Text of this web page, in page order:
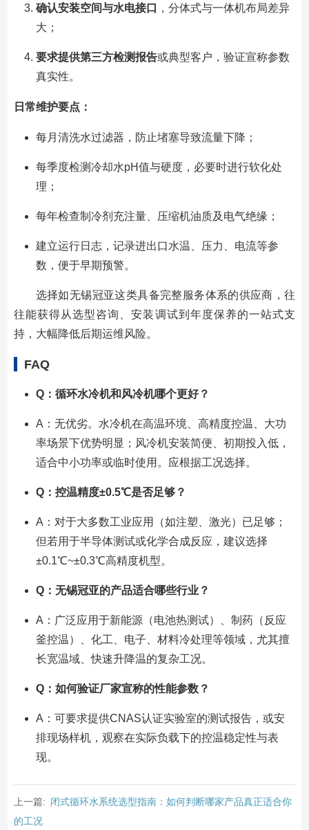
确认安装空间与水电接口
，分体式与一体机布局差异
大；
要求提供第三方检测报告或典型客户，验证宣称参数
真实性。
日常维护要点：
每月清洗水过滤器，防止堵塞导致流量下降；
每季度检测冷却水pH值与硬度，必要时进行软化处
理；
每年检查制冷剂充注量、压缩机油质及电气绝缘；
建立运行日志，记录进出口水温、压力、电流等参
数，便于早期预警。
选择如无锡冠亚这类具备完整服务体系的供应商，往
往能获得从选型咨询、安装调试到年度保养的一站式支
持，大幅降低后期运维风险。
FAQ
Q：循环水冷机和风冷机哪个更好？
A：无优劣。水冷机在高温环境、高精度控温、大功
率场景下优势明显；风冷机安装简便、初期投入低，
适合中小功率或临时使用。应根据工况选择。
Q：控温精度±0.5℃是否足够？
A：对于大多数工业应用（如注塑、激光）已足够；
但若用于半导体测试或化学合成反应，建议选择
±0.1℃~±0.3℃高精度机型。
Q：无锡冠亚的产品适合哪些行业？
A：广泛应用于新能源（电池热测试）、制药（反应
釜控温）、化工、电子、材料冷处理等领域，尤其擅
长宽温域、快速升降温的复杂工况。
Q：如何验证厂家宣称的性能参数？
A：可要求提供CNAS认证实验室的测试报告，或安
排现场样机，观察在实际负载下的控温稳定性与表
现。
上一篇: 闭式循环水系统选型指南：如何判断哪家产品真正适合你
的工况